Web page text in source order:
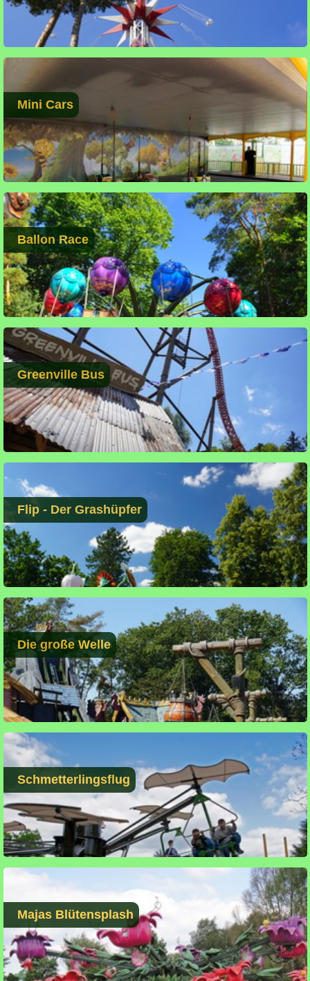
Mini Cars
Ballon Race
Greenville Bus
Flip - Der Grashüpfer
Die große Welle
Schmetterlingsflug
Majas Blütensplash